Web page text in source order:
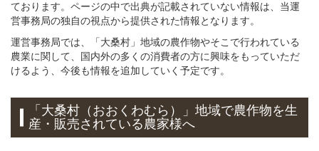
ております。ページの中で出典が記載されていない情報は、当運
営事務局の独自の視点から提供された情報となります。
運営事務局では、「大桑村」地域の農作物やそこで行われている
農業に関して、国内外の多くの消費者の方に興味をもっていただ
けるよう、今後も情報を追加していく予定です。
「大桑村（おおくわむら）」地域で農作物を生
産・販売されている農家様へ